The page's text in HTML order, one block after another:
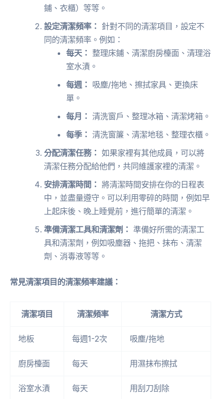
鋪、衣櫃）等等。
設定清潔頻率： 針對不同的清潔項目，設定不
同的清潔頻率。例如：
每天： 整理床鋪、清潔廚房檯面、清理浴
室水漬。
每週： 吸塵/拖地、擦拭家具、更換床
單。
每月： 清洗窗戶、整理冰箱、清潔烤箱。
每季： 清洗窗簾、清潔地毯、整理衣櫃。
分配清潔任務： 如果家裡有其他成員，可以將
清潔任務分配給他們，共同維護家裡的清潔。
安排清潔時間： 將清潔時間安排在你的日程表
中，並盡量遵守。可以利用零碎的時間，例如早
上起床後、晚上睡覺前，進行簡單的清潔。
準備清潔工具和清潔劑： 準備好所需的清潔工
具和清潔劑，例如吸塵器、拖把、抹布、清潔
劑、消毒液等等。
常見清潔項目的清潔頻率建議：
清潔項目 清潔頻率 清潔方式
地板 每週1-2次 吸塵/拖地
廚房檯面 每天 用濕抹布擦拭
浴室水漬 每天 用刮刀刮除